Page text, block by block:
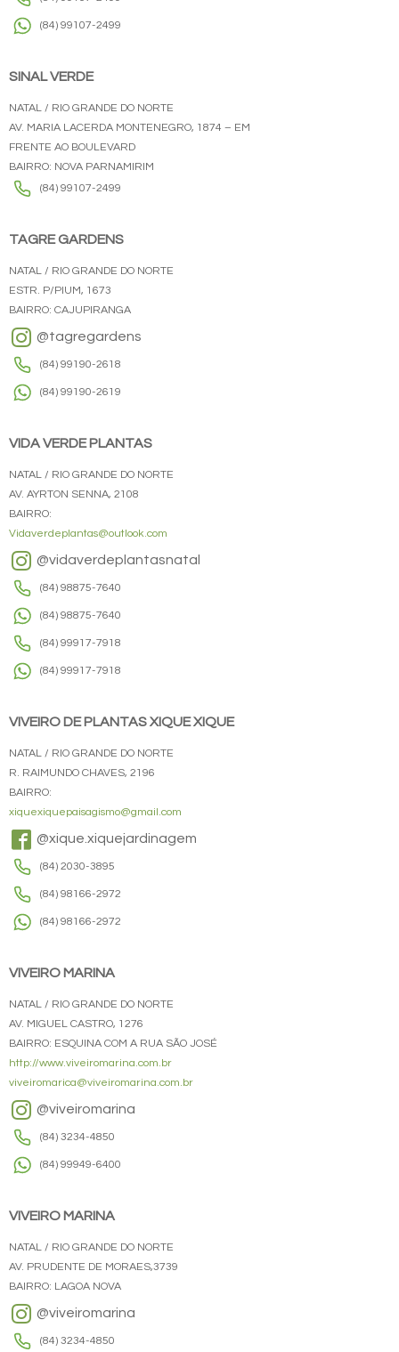
(84) 99107-2499
SINAL VERDE
NATAL / RIO GRANDE DO NORTE
AV. MARIA LACERDA MONTENEGRO, 1874 – EM
FRENTE AO BOULEVARD
BAIRRO: NOVA PARNAMIRIM
(84) 99107-2499
TAGRE GARDENS
NATAL / RIO GRANDE DO NORTE
ESTR. P/PIUM, 1673
BAIRRO: CAJUPIRANGA
@tagregardens
(84) 99190-2618
(84) 99190-2619
VIDA VERDE PLANTAS
NATAL / RIO GRANDE DO NORTE
AV. AYRTON SENNA, 2108
BAIRRO:
Vidaverdeplantas@outlook.com
@vidaverdeplantasnatal
(84) 98875-7640
(84) 98875-7640
(84) 99917-7918
(84) 99917-7918
VIVEIRO DE PLANTAS XIQUE XIQUE
NATAL / RIO GRANDE DO NORTE
R. RAIMUNDO CHAVES, 2196
BAIRRO:
xiquexiquepaisagismo@gmail.com
@xique.xiquejardinagem
(84) 2030-3895
(84) 98166-2972
(84) 98166-2972
VIVEIRO MARINA
NATAL / RIO GRANDE DO NORTE
AV. MIGUEL CASTRO, 1276
BAIRRO: ESQUINA COM A RUA SÃO JOSÉ
http://www.viveiromarina.com.br
viveiromarica@viveiromarina.com.br
@viveiromarina
(84) 3234-4850
(84) 99949-6400
VIVEIRO MARINA
NATAL / RIO GRANDE DO NORTE
AV. PRUDENTE DE MORAES,3739
BAIRRO: LAGOA NOVA
@viveiromarina
(84) 3234-4850